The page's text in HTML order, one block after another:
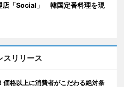
店「Social」 韓国定番料理を現
スリリース
価格以上に消費者がこだわる絶対条